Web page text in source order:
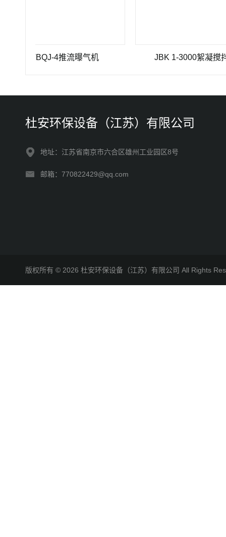
TBQJ-4推流曝气机 JBK 1-3000絮凝搅拌机
杜安环保设备（江苏）有限公司
地址：江苏省南京市六合区雄州工业园区8号
邮箱：770822429@qq.com
版权所有 © 2026 杜安环保设备（江苏）有限公司 All Rights